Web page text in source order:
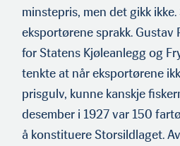
minstepris, men det gikk
eksportørene sprakk.
for Statens Kjøleanlegg og
tenkte at når eksportørene
prisgulv, kunne kanskje
desember i 1927 var 150
å konstituere Storsildlaget.